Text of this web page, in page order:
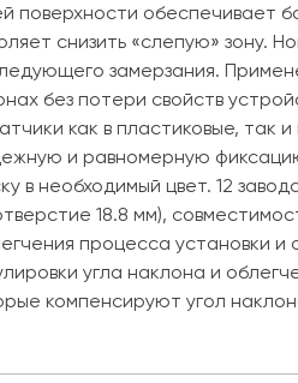
поверхности обеспечивает
снизить «слепую» зону.
замерзания.
без потери свойств
как в пластиковые, так
и равномерную
необходимый цвет. 12
18.8 мм),
процесса установки и
угла наклона и
компенсируют угол